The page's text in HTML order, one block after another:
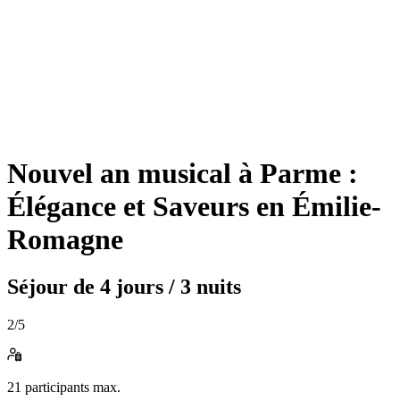
Nouvel an musical à Parme :
Élégance et Saveurs en Émilie-
Romagne
Séjour de 4 jours / 3 nuits
2/5
21 participants max.